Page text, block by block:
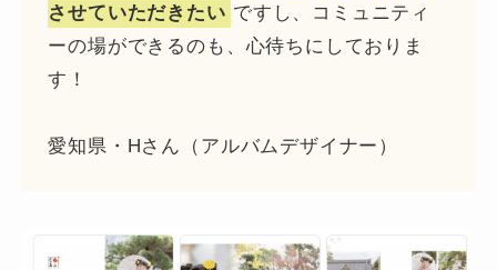
させていただきたい ですし、コミュニティ
ーの場ができるのも、心待ちにしておりま
す！
愛知県・Hさん（アルバムデザイナー）